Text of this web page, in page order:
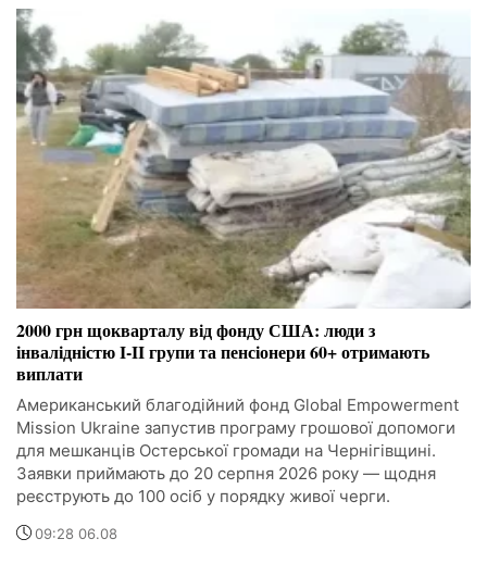
2000 грн щокварталу від фонду США: люди з
інвалідністю I-II групи та пенсіонери 60+ отримають
виплати
Американський благодійний фонд Global Empowerment
Mission Ukraine запустив програму грошової допомоги
для мешканців Остерської громади на Чернігівщині.
Заявки приймають до 20 серпня 2026 року — щодня
реєструють до 100 осіб у порядку живої черги.
09:28 06.08